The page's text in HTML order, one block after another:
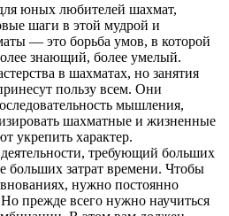
юных любителей шахмат,
шаги в этой мудрой и
— это борьба умов, в которой
знающий, более умелый.
в шахматах, но занятия
пользу всем. Они
мышления,
шахматные и жизненные
укрепить характер.
требующий больших
больших затрат времени. Чтобы
нужно постоянно
прежде всего нужно научиться